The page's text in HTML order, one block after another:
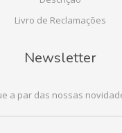
Livro de Reclamações
Newsletter
a par das nossas